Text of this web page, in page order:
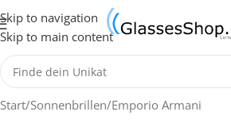
Skip to navigation
Skip to main content
Start/Sonnenbrillen/Emporio Armani